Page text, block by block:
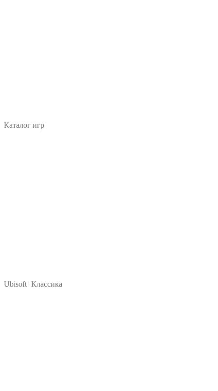
Каталог игр
Ubisoft+Классика